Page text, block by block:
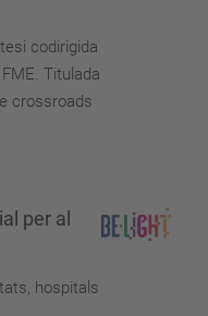
codirigida
Titulada
crossroads
per al
hospitals